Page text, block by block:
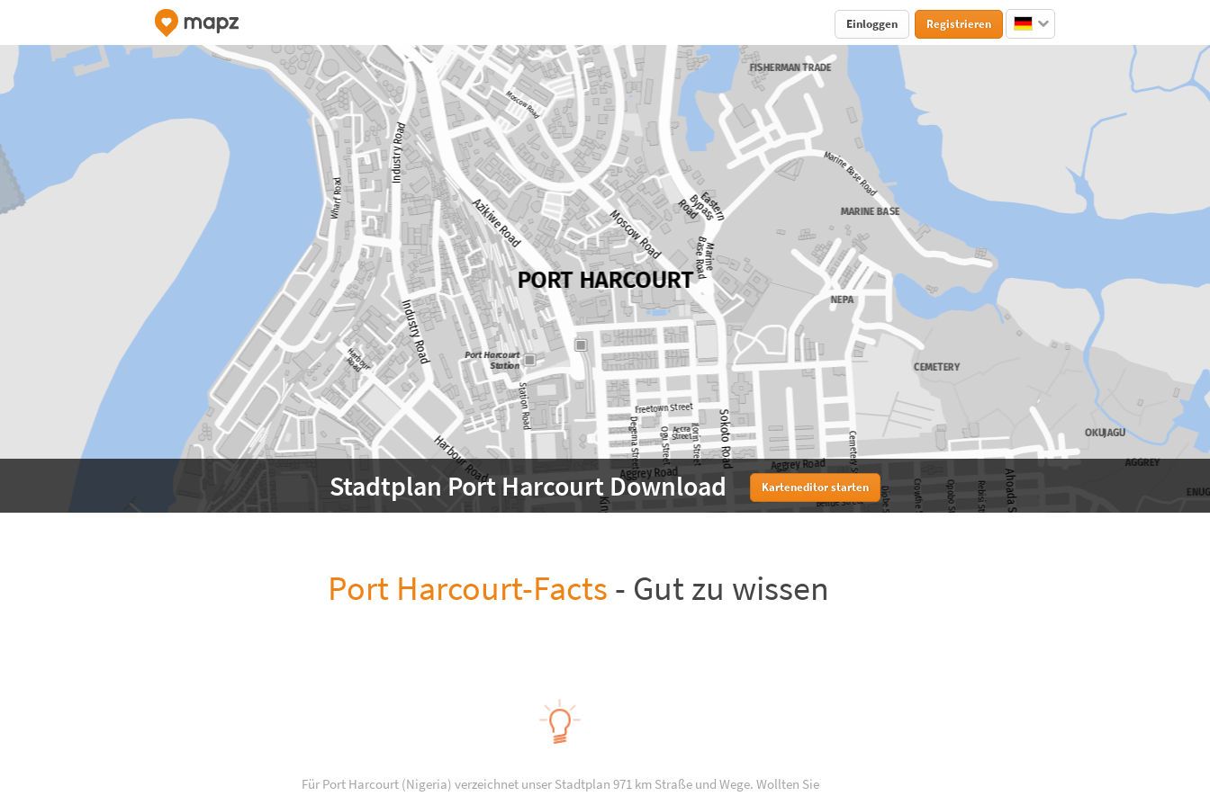
Einloggen Registrieren
Stadtplan Port Harcourt Download Karteneditor starten
Port Harcourt-Facts - Gut zu wissen
Für Port Harcourt (Nigeria) verzeichnet unser Stadtplan 971 km Straße und Wege. Wollten Sie